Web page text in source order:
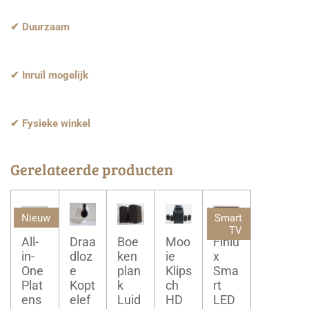
✔ Duurzaam
✔ Inruil mogelijk
✔ Fysieke winkel
Gerelateerde producten
Nieuw
All-
in-
One
Plat
ens
Draa
dloz
e
Kopt
elef
Boe
ken
plan
k
Luid
Moo
ie
Klips
ch
HD
Smart
TV
Finlu
x
Sma
rt
LED